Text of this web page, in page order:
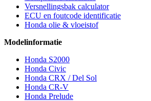
Versnellingsbak calculator
ECU en foutcode identificatie
Honda olie & vloeistof
Modelinformatie
Honda S2000
Honda Civic
Honda CRX / Del Sol
Honda CR-V
Honda Prelude